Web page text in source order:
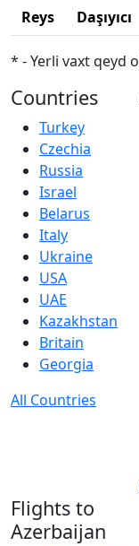
Reys Daşıyıcı
* - Yerli vaxt qeyd
Countries
Turkey
Czechia
Russia
Israel
Belarus
Italy
Ukraine
USA
UAE
Kazakhstan
Britain
Georgia
All Countries
Flights to
Azerbaijan